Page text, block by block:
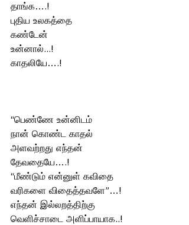
தாங்க….!
புதிய உலகத்தை
கண்டேன்
உன்னால்...!
காதலியே….!
“பெண்ணே உன்னிடம்
நான் கொண்ட காதல்
அளவற்றது எந்தன்
தேவதையே….!
“மீண்டும் என்னுள் கவிதை
வரிகளை விதைத்தவளே”…!
எந்தன் இல்லறத்திற்கு
வெளிச்சாடை அளிப்பாயாக..‌‌!